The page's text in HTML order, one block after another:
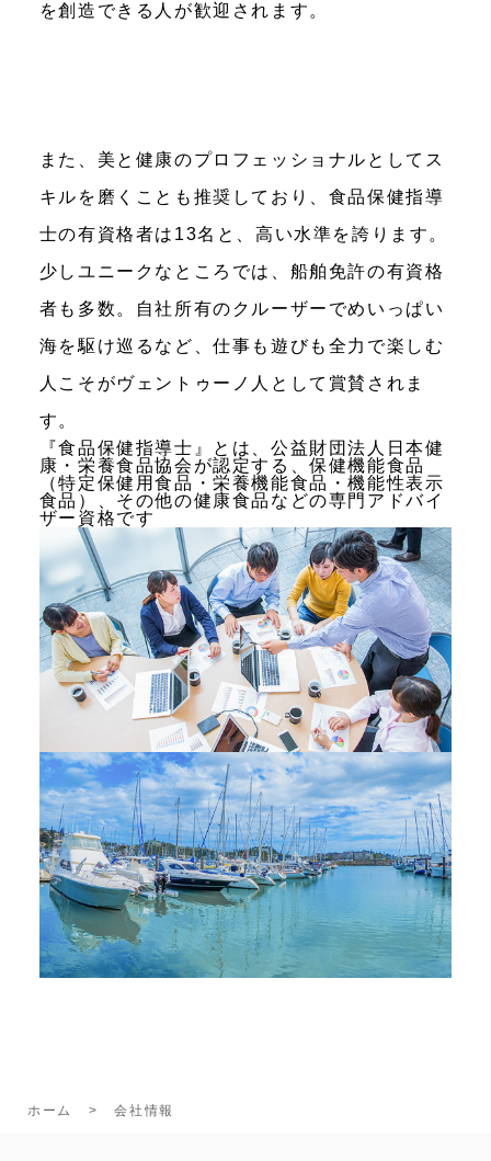
を創造できる人が歓迎されます。
また、美と健康のプロフェッショナルとしてス
キルを磨くことも推奨しており、食品保健指導
士の有資格者は13名と、高い水準を誇ります。
少しユニークなところでは、船舶免許の有資格
者も多数。自社所有のクルーザーでめいっぱい
海を駆け巡るなど、仕事も遊びも全力で楽しむ
人こそがヴェントゥーノ人として賞賛されま
す。
『食品保健指導士』とは、公益財団法人日本健
康・栄養食品協会が認定する、保健機能食品
（特定保健用食品・栄養機能食品・機能性表示
食品）、 その他の健康食品などの専門アドバイ
ザー資格です
ホーム 会社情報